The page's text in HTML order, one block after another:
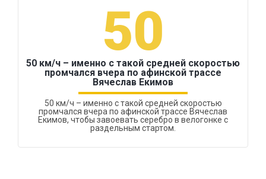
50
50 км/ч – именно с такой средней скоростью
промчался вчера по афинской трассе
Вячеслав Екимов
50 км/ч – именно с такой средней скоростью
промчался вчера по афинской трассе Вячеслав
Екимов, чтобы завоевать серебро в велогонке с
раздельным стартом.